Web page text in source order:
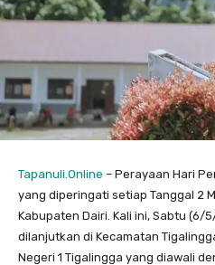
Tapanuli.Online – Perayaan Hari
yang diperingati setiap Tanggal 2
Kabupaten Dairi. Kali ini, Sabtu (6/
dilanjutkan di Kecamatan
Negeri 1 Tigalingga yang diawali